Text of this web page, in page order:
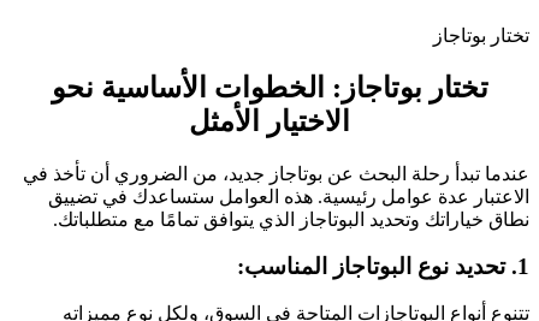
تختار بوتاجاز
تختار بوتاجاز : الخطوات الأساسية نحو
الاختيار الأمثل
عندما تبدأ رحلة البحث عن بوتاجاز جديد، من الضروري أن تأخذ في
الاعتبار عدة عوامل رئيسية. هذه العوامل ستساعدك في تضييق
نطاق خياراتك وتحديد البوتاجاز الذي يتوافق تمامًا مع متطلباتك.
1. تحديد نوع البوتاجاز المناسب:
تتنوع أنواع البوتاجازات المتاحة في السوق، ولكل نوع مميزاته